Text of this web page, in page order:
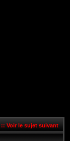
:: Voir le sujet suivant